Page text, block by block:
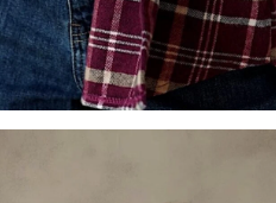
MANTELLE